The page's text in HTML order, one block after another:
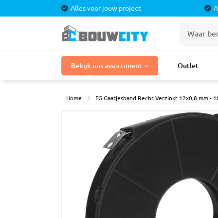
Alles voor jouw project
Bekijk ons assortiment Outlet
Bouwmaterialen
Badkamermeubels
Douches
Kranen
Home FG Gaatjesband Recht Verzinkt 12x0,8 mm -